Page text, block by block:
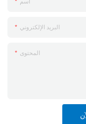
اسم
البريد الإلكتروني
المحتوى